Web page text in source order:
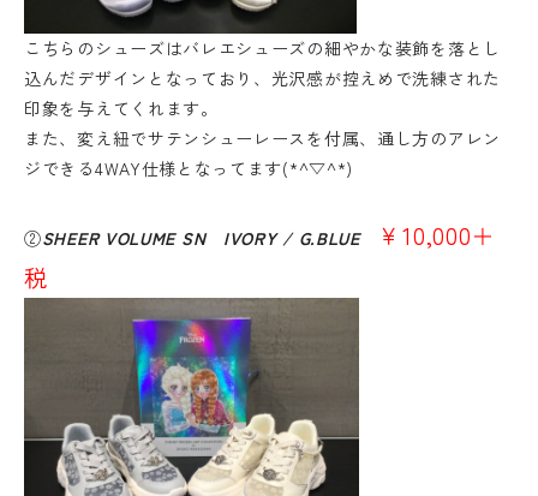
こちらのシューズはバレエシューズの細やかな装飾を落とし
込んだデザインとなっており、光沢感が控えめで洗練された
印象を与えてくれます。
また、変え紐でサテンシューレースを付属、通し方のアレン
ジできる4WAY仕様となってます(*^▽^*)
②SHEER VOLUME SN IVORY / G.BLUE
￥10,000＋
税